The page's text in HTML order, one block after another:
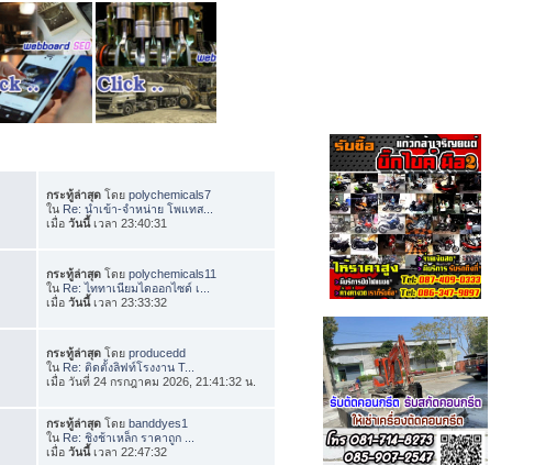
กระทู้ล่าสุด โดยpolychemicals7
ใน Re: นำเข้า-จำหน่าย โพแทส...
เมื่อวันนี้เวลา 23:40:31
กระทู้ล่าสุด โดยpolychemicals11
ใน Re: ไททาเนียมไดออกไซด์ เ...
เมื่อวันนี้เวลา 23:33:32
กระทู้ล่าสุด โดยproducedd
ใน Re: ติดตั้งลิฟท์โรงงาน T...
เมื่อ วันที่ 24 กรกฎาคม 2026, 21:41:32 น.
กระทู้ล่าสุด โดยbanddyes1
ใน Re: ชิงช้าเหล็ก ราคาถูก ...
เมื่อวันนี้เวลา 22:47:32